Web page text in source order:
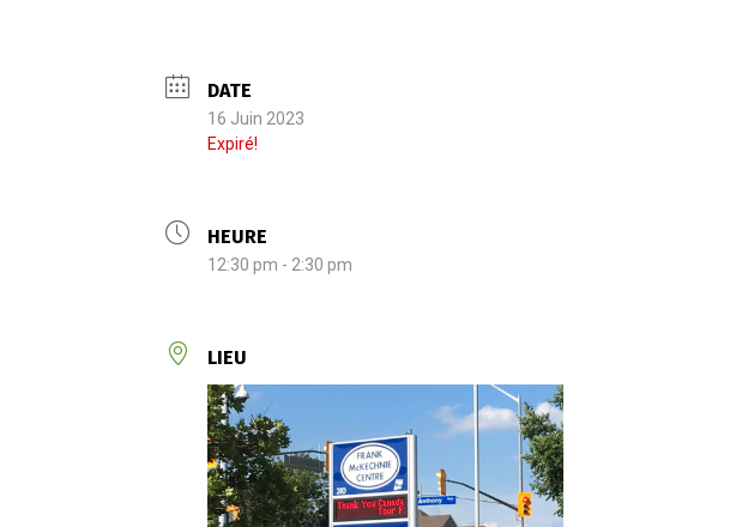
DATE
16 Juin 2023
Expiré!
HEURE
12:30 pm - 2:30 pm
LIEU